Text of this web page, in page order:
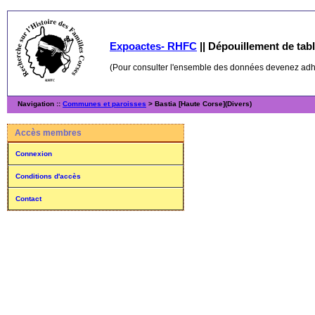
Expoactes- RHFC || Dépouillement de
(Pour consulter l'ensemble des données devenez
Navigation :: Communes et paroisses > Bastia [Haute Corse](Divers)
Accès membres
Connexion
Conditions d'accès
Contact